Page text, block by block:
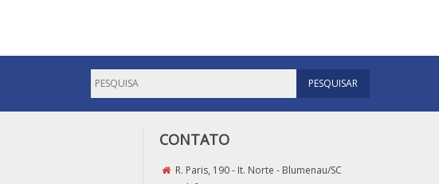
CONTATO
R. Paris, 190 - It. Norte - Blumenau/SC